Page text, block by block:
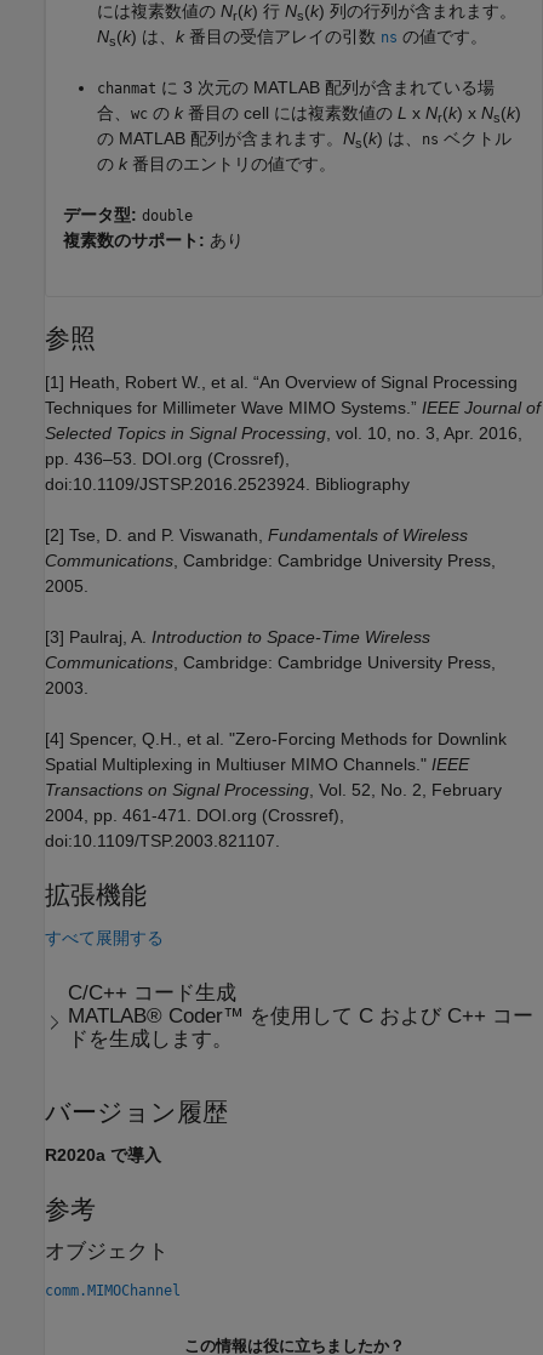
には複素数値の Nr(k) 行 Ns(k) 列の行列が含まれます。
Ns(k) は、 k 番目の受信アレイの引数 ns の値です。
chanmat に 3 次元の MATLAB 配列が含まれている場
合、 wc の k 番目の cell には複素数値の L x Nr(k) x Ns(k)
の MATLAB 配列が含まれます。 Ns(k) は、 ns ベクトル
の k 番目のエントリの値です。
データ型: double
複素数のサポート: あり
参照
[1] Heath, Robert W., et al. “An Overview of Signal Processing
Techniques for Millimeter Wave MIMO Systems.” IEEE Journal of
Selected Topics in Signal Processing , vol. 10, no. 3, Apr. 2016,
pp. 436–53. DOI.org (Crossref),
doi:10.1109/JSTSP.2016.2523924. Bibliography
[2] Tse, D. and P. Viswanath, Fundamentals of Wireless
Communications , Cambridge: Cambridge University Press,
2005.
[3] Paulraj, A. Introduction to Space-Time Wireless
Communications , Cambridge: Cambridge University Press,
2003.
[4] Spencer, Q.H., et al. "Zero-Forcing Methods for Downlink
Spatial Multiplexing in Multiuser MIMO Channels." IEEE
Transactions on Signal Processing , Vol. 52, No. 2, February
2004, pp. 461-471. DOI.org (Crossref),
doi:10.1109/TSP.2003.821107.
拡張機能
すべて展開する
C/C++ コード生成
MATLAB® Coder™ を使用して C および C++ コー
ドを生成します。
バージョン履歴
R2020a で導入
参考
オブジェクト
comm.MIMOChannel
この情報は役に立ちましたか？